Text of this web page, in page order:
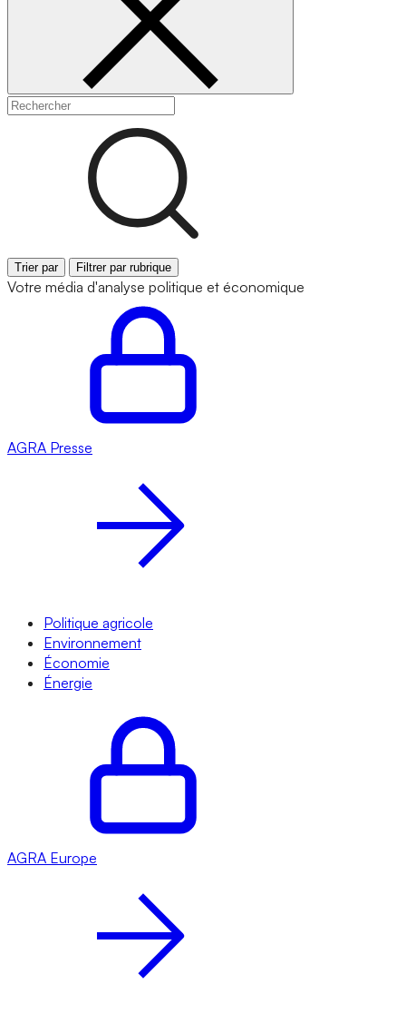
Trier par Filtrer par rubrique
Votre média d'analyse politique et économique
AGRA Presse
Politique agricole
Environnement
Économie
Énergie
AGRA Europe